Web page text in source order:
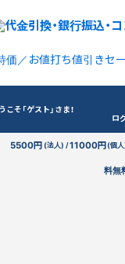
価／お値打ち値引きセ
こそ「ゲスト」さま！
ロ
5500円(法人) /11000円(個
料無